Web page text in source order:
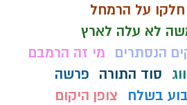
על הרמחל
לא עלה לארץ
הנסתרים
מי זה הרמבם
סוד התורה
פרשה
בשלח
צופן היקום